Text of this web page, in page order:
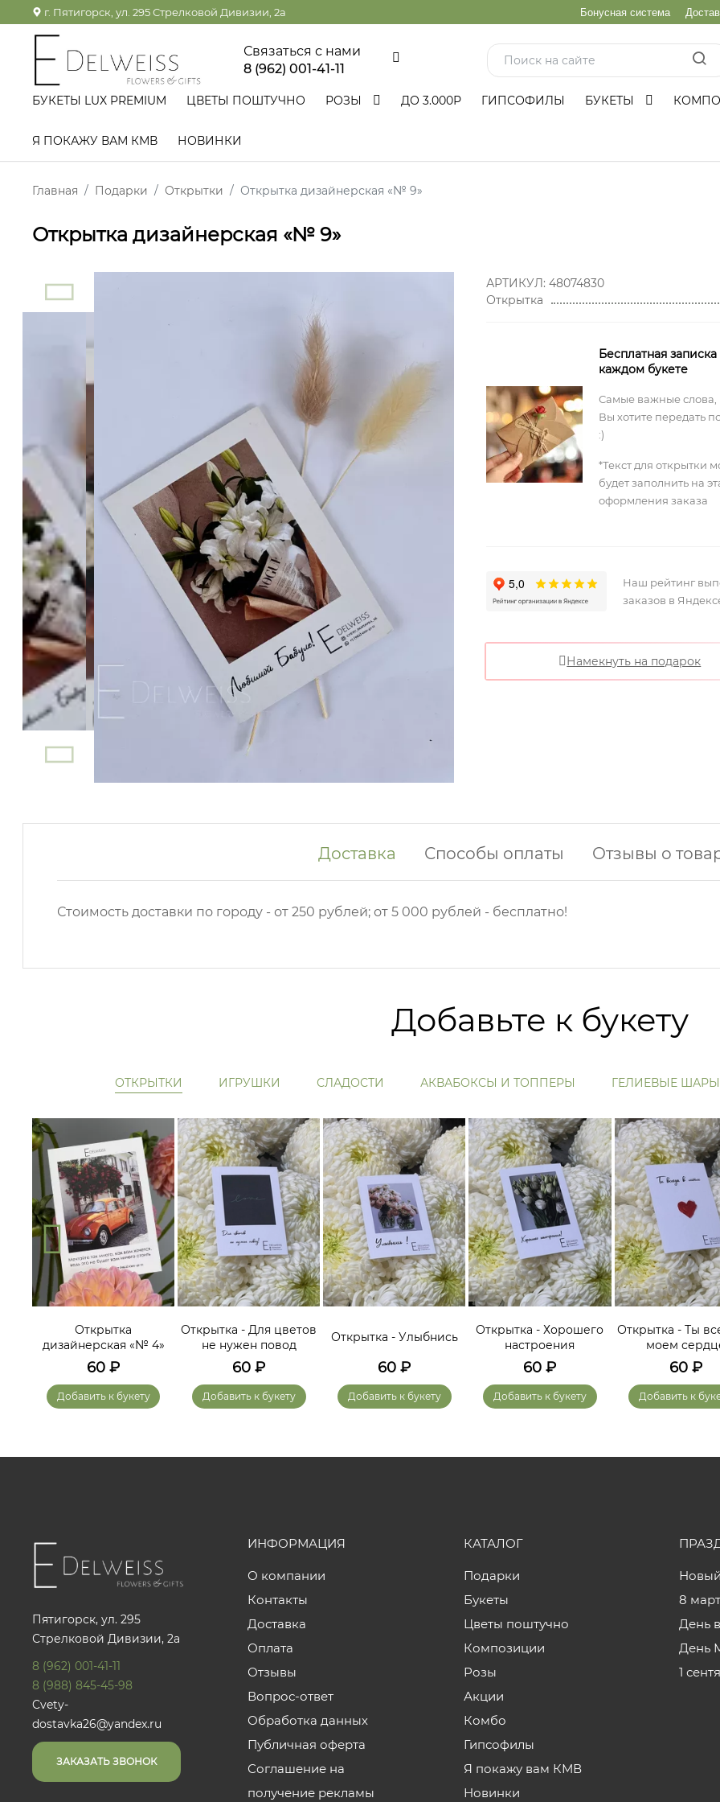
г. Пятигорск, ул. 295 Стрелковой Дивизии, 2а Бонусная система
Связаться с нами
8 (962) 001-41-11
БУКЕТЫ LUX PREMIUM ЦВЕТЫ ПОШТУЧНО РОЗЫ ДО 3.000Р ГИПСОФИЛЫ БУКЕТЫ
Я ПОКАЖУ ВАМ КМВ НОВИНКИ
Главная Подарки Открытки Открытка дизайнерская «№ 9»
Открытка дизайнерская «№ 9»
АРТИКУЛ: 48074830
Открытка
Бесплатная записка
каждом букете
Самые важные слова,
Вы хотите передать
:)
*Текст для открытки
будет заполнить на
оформления заказа
Наш рейтинг
заказов в
Намекнуть на подарок
Доставка Способы оплаты Отзывы о
Стоимость доставки по городу - от 250 рублей; от 5 000 рублей - бесплатно!
Добавьте к букету
ОТКРЫТКИ ИГРУШКИ СЛАДОСТИ АКВАБОКСЫ И ТОППЕРЫ ГЕЛИЕВЫЕ ШАРЫ
Открытка
дизайнерская «№ 4»
60 ₽
Добавить к букету
Открытка - Для цветов
не нужен повод
60 ₽
Добавить к букету
Открытка - Улыбнись
60 ₽
Добавить к букету
Открытка - Хорошего
настроения
60 ₽
Добавить к букету
Открытка - Ты
моем
60₽
Добавить к
Пятигорск, ул. 295
Стрелковой Дивизии, 2а
8 (962) 001-41-11
8 (988) 845-45-98
Cvety-
dostavka26@yandex.ru
ЗАКАЗАТЬ ЗВОНОК
ИНФОРМАЦИЯ
О компании
Контакты
Доставка
Оплата
Отзывы
Вопрос-ответ
Обработка данных
Публичная оферта
Соглашение на
получение рекламы
КАТАЛОГ
Подарки
Букеты
Цветы поштучно
Композиции
Розы
Акции
Комбо
Гипсофилы
Я покажу вам КМВ
Новинки
8
День
День
1